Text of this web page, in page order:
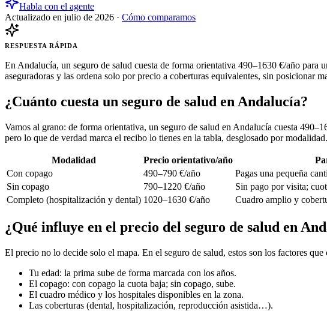
Habla con el agente
Actualizado en julio de 2026 · Cómo comparamos
RESPUESTA RÁPIDA
En Andalucía, un seguro de salud cuesta de forma orientativa 490–1630 €/año
aseguradoras y las ordena solo por precio a coberturas equivalentes, sin posicionar
¿Cuánto cuesta un seguro de salud en Andalucía?
Vamos al grano: de forma orientativa, un seguro de salud en Andalucía cuesta
pero lo que de verdad marca el recibo lo tienes en la tabla, desglosado por
Modalidad Precio orientativo/año
Con copago
490–790 €/año
Pagas una pequeña
Sin copago
790–1220 €/año
Sin pago por visita;
Completo (hospitalización y dental) 1020–1630 €/año Cuadro amplio y
¿Qué influye en el precio del seguro de salud en
El precio no lo decide solo el mapa. En el seguro de salud, estos son los factores
Tu edad: la prima sube de forma marcada con los años.
El copago: con copago la cuota baja; sin copago, sube.
El cuadro médico y los hospitales disponibles en la zona.
Las coberturas (dental, hospitalización, reproducción asistida…).